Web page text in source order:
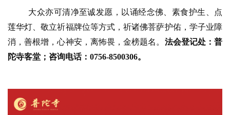
大众亦可清净至诚发愿，以诵经念佛、素食护生、点
莲华灯、敬立祈福牌位等方式，祈诸佛菩萨护佑，学子业障
消，善根增，心神安，离怖畏，金榜题名。 法会登记处：普
陀寺客堂；咨询电话： 0756-8500306。